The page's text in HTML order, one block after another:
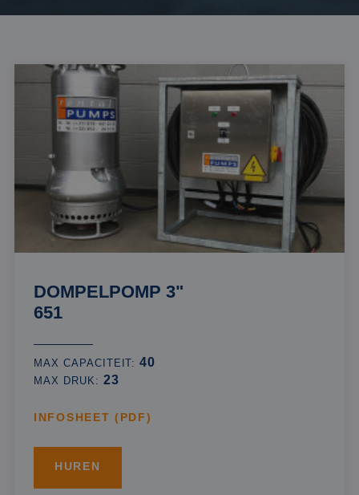
DOMPELPOMP 3"
651
MAX CAPACITEIT:40
MAX DRUK: 23
INFOSHEET (PDF)
HUREN